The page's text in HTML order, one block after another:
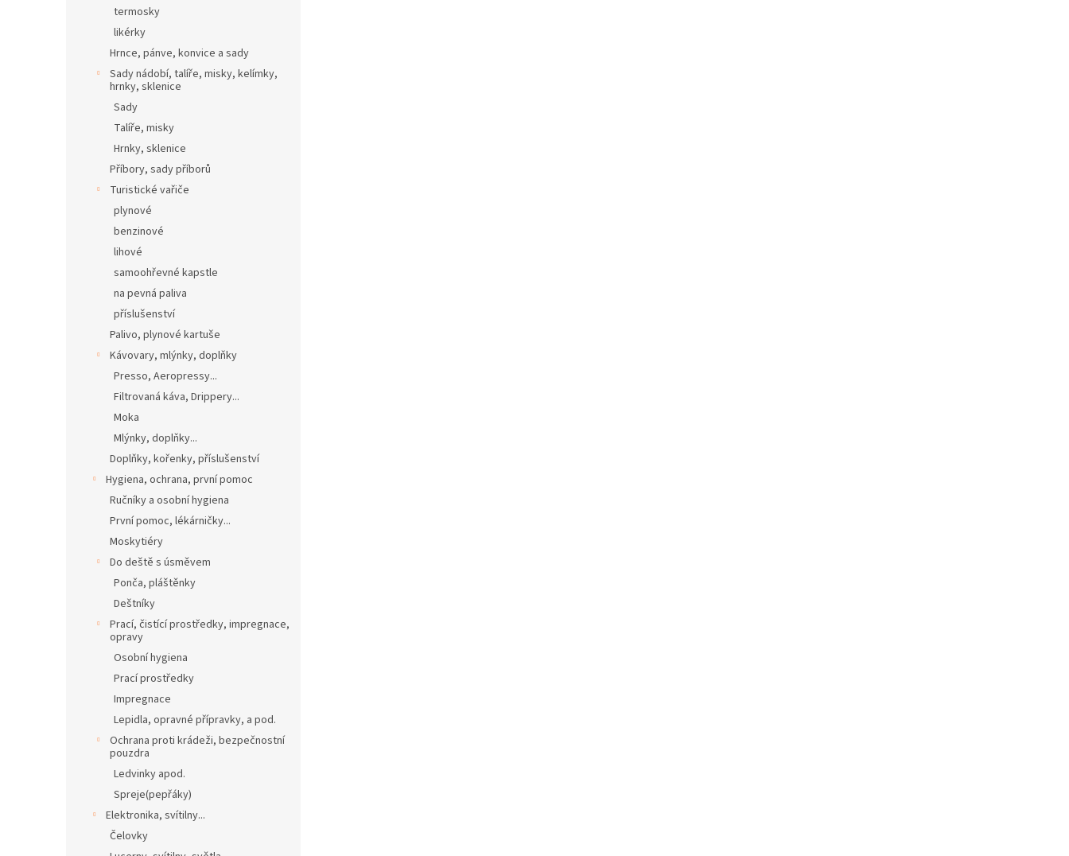
termosky
likérky
Hrnce, pánve, konvice a sady
Sady nádobí, talíře, misky, kelímky,
hrnky, sklenice
Sady
Talíře, misky
Hrnky, sklenice
Příbory, sady příborů
Turistické vařiče
plynové
benzinové
lihové
samoohřevné kapstle
na pevná paliva
příslušenství
Palivo, plynové kartuše
Kávovary, mlýnky, doplňky
Presso, Aeropressy...
Filtrovaná káva, Drippery...
Moka
Mlýnky, doplňky...
Doplňky, kořenky, příslušenství
Hygiena, ochrana, první pomoc
Ručníky a osobní hygiena
První pomoc, lékárničky...
Moskytiéry
Do deště s úsměvem
Ponča, pláštěnky
Deštníky
Prací, čistící prostředky, impregnace,
opravy
Osobní hygiena
Prací prostředky
Impregnace
Lepidla, opravné přípravky, a pod.
Ochrana proti krádeži, bezpečnostní
pouzdra
Ledvinky apod.
Spreje(pepřáky)
Elektronika, svítilny...
Čelovky